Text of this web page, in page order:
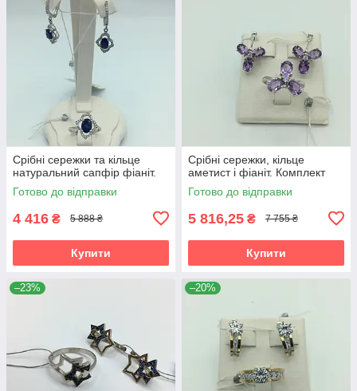
Срібні сережки та кільце
натуральний сапфір фіаніт.
Готово до відправки
4 416 ₴ 5 888 ₴
Купити
Срібні сережки, кільце
аметист і фіаніт. Комплект
Готово до відправки
5 816,25 ₴ 7 755 ₴
Купити
–23% –20%